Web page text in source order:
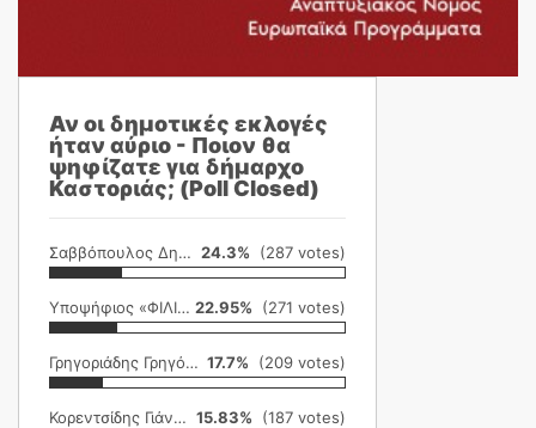
Αν οι δημοτικές εκλογές
ήταν αύριο - Ποιον θα
ψηφίζατε για δήμαρχο
Καστοριάς; (Poll Closed)
Σαββόπουλος Δημήτρης 24.3% (287 votes)
Υποψήφιος «ΦΙΛΙΚΗ ΕΤΑΙΡΕΙΑ» 22.95% (271 votes)
Γρηγοριάδης Γρηγόρης 17.7% (209 votes)
Κορεντσίδης Γιάννης 15.83% (187 votes)